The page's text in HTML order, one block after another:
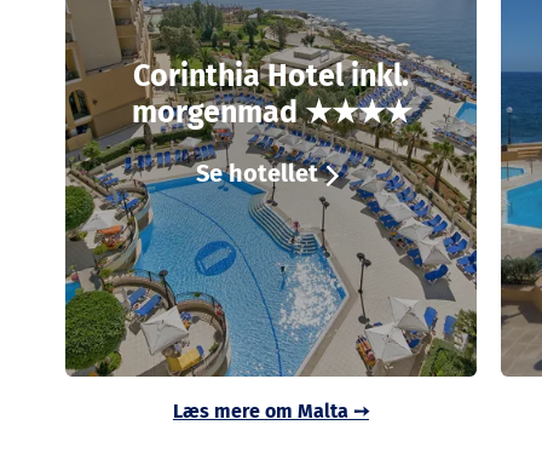
Corinthia Hotel inkl.
morgenmad ★★★★
Se hotellet
Læs mere om Malta ➙